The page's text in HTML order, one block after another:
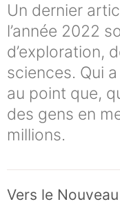
Un dernier
l’année 2022
d’exploration,
sciences. Qui
au point que,
des gens en
millions.
Vers le